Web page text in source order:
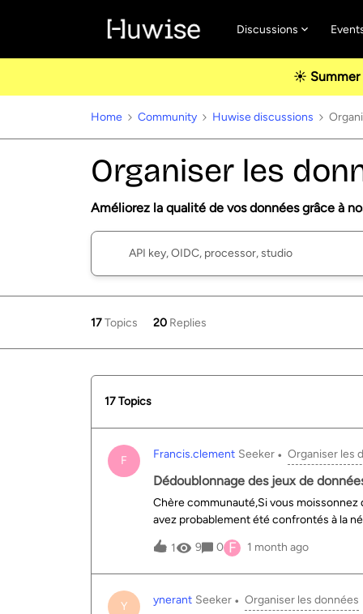
Discussions
☀️ Summer
Home Community Huwise discussions
Organiser les
Améliorez la qualité de vos données grâce à
17Topics 20 Replies
17 Topics
F Francis.clement Seeker Organiser les
Dédoublonnage des jeux de
Chère communauté,Si vous
avez probablement été confrontés à la
contient quelques jeux de données,
l’acceptez.Si votre catalogue est bien
présenter un catalogue propre à vos
les retours de vos utilisateurs pour faire
1 9 0 F 1 month ago
Y ynerant Seeker Organiser les données